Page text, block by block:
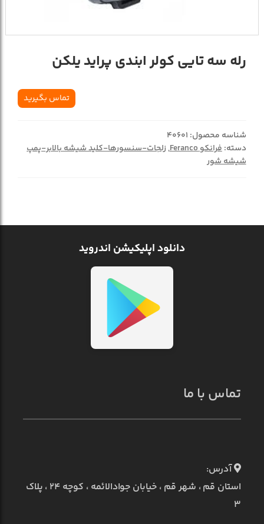
رله سه تایی کولر ابندی پراید یلکن
تماس بگیرید
شناسه محصول: 40601
دسته:فرانکو Feranco ,زلجات-سنسورها-کلید شیشه بالابر-پمپ
شیشه شور
دانلود اپلیکیشن اندروید
تماس با ما
آدرس:
استان قم ، شهر قم ، خیابان جوادالائمه ، کوچه ۲۴ ، پلاک
۳